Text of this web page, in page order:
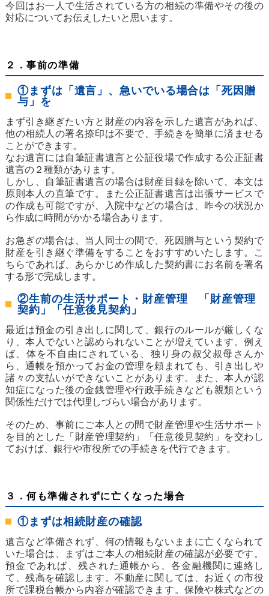
今回はお一人で生活されている方の相続の準備やその後の
対応についてお伝えしたいと思います。
２．事前の準備
①まずは「遺言」、急いでいる場合は「死因贈
与」を
まず引き継ぎたい方と財産の内容を示した遺言があれば、
他の相続人の署名捺印は不要で、手続きを簡単に済ませる
ことができます。
なお遺言には自筆証書遺言と公証役場で作成する公正証書
遺言の２種類があります。
しかし、自筆証書遺言の場合は財産目録を除いて、本文は
原則本人の直筆です。また公正証書遺言は出張サービスで
の作成も可能ですが、入院中などの場合は、昨今の状況か
ら作成に時間がかかる場合あります。
お急ぎの場合は、当人同士の間で、死因贈与という契約で
財産を引き継ぐ準備をすることをおすすめいたします。こ
ちらであれば、あらかじめ作成した契約書にお名前を署名
する形で完成します。
②生前の生活サポート・財産管理 「財産管理
契約」「任意後見契約」
最近は預金の引き出しに関して、銀行のルールが厳しくな
り、本人でないと認められないことが増えています。例え
ば、体を不自由にされている、独り身の叔父叔母さんか
ら、通帳を預かってお金の管理を頼まれても、引き出しや
諸々の支払いができないことがあります。また、本人が認
知症になった後の金銭管理や行政手続きなども親類という
関係性だけでは代理しづらい場合があります。
そのため、事前にご本人との間で財産管理や生活サポート
を目的とした「財産管理契約」「任意後見契約」を交わし
ておけば、銀行や市役所での手続きを代行できます。
３．何も準備されずに亡くなった場合
①まずは相続財産の確認
遺言など準備されず、何の情報もないままに亡くなられて
いた場合は、まずはご本人の相続財産の確認が必要です。
預金であれば、残された通帳から、各金融機関に連絡し
て、残高を確認します。不動産に関しては、お近くの市役
所で課税台帳から内容が確認できます。保険や株式などの